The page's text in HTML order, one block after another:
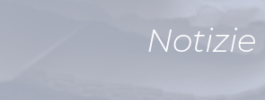
Notizie